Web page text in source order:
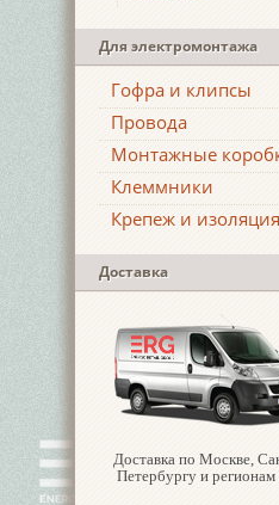
Для электромонтажа
Гофра и клипсы
Провода
Монтажные
Клеммники
Крепеж и изоляция
Доставка
Доставка по Москве,
Петербургу и